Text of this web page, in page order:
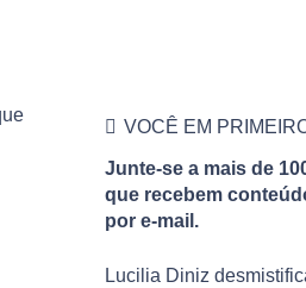
VOCÊ EM
Junte-se a mais de
que recebem
por e-mail.
Lucilia Diniz